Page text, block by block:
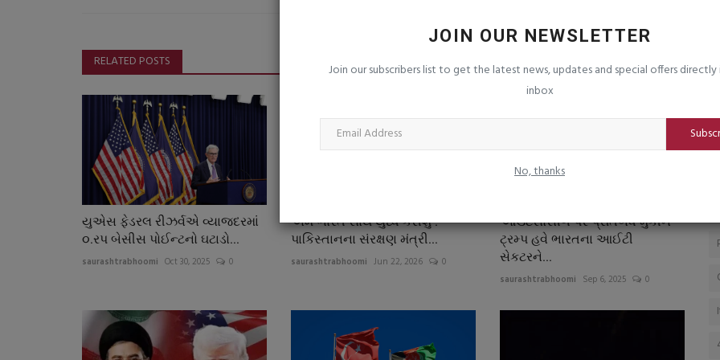
JOIN OUR NEWSLETTER
Join our subscribers list to get the latest news, updates and special offers directly
inbox
No, thanks
RELATED POSTS
યુએસ ફેડરલ રીઝર્વએ વ્યાજદરમાં
૦.રપ બેસીસ પોઈન્ટનો ઘટાડો...
saurashtrabhoomi Oct 30, 2025 0
અમે ભારત સાથે યુધ્ધ કરીશું :
પાકિસ્તાનના સંરક્ષણ મંત્રી...
saurashtrabhoomi Jun 22, 2026 0
આઉટસોર્સીંગ પર પ્રતિબંધ મુકીને
ટ્રમ્પ હવે ભારતના આઈટી
સેકટરને...
saurashtrabhoomi Sep 6, 2025 0
saurashtrabhoomi
કયારે પૂર્ણ થશે...